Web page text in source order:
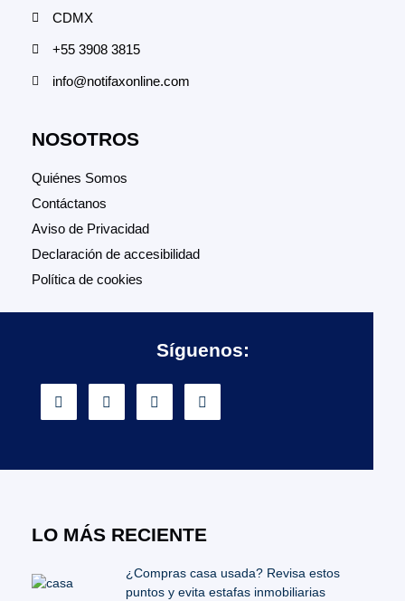
CDMX
+55 3908 3815
info@notifaxonline.com
NOSOTROS
Quiénes Somos
Contáctanos
Aviso de Privacidad
Declaración de accesibilidad
Política de cookies
Síguenos:
LO MÁS RECIENTE
¿Compras casa usada? Revisa estos
puntos y evita estafas inmobiliarias